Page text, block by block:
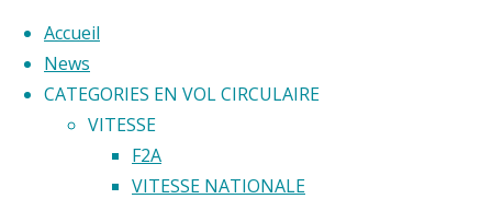
Accueil
News
CATEGORIES EN VOL CIRCULAIRE
VITESSE
F2A
VITESSE NATIONALE
©2020 Vol circulaire commandé